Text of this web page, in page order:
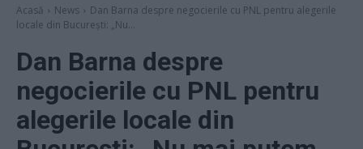
Acasă News
Dan Barna despre negocierile cu PNL pentru alegerile
locale din București: „Nu...
Dan Barna despre
negocierile cu PNL pentru
alegerile locale din